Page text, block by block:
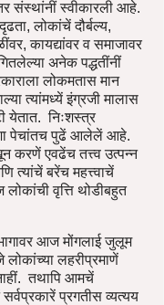
संस्थांनीं स्वीकारली आहे.
लोकांचें दौर्बल्य,
कायद्यांवर व समाजावर
अनेक पद्धतींनीं
लोकमतास मान
त्यांमध्यें इंग्रजी मालास
येतात. निःशस्त्र
पेचांतच पुढें आलेलें आहे.
करणें एवढेंच तत्त्व उत्पन्न
बरेंच महत्त्वाचें
वृत्ति थोडीबहुत
आज मोंगलाई जुलूम
लोकांच्या लहरीप्रमाणें
तथापि आमचें
प्रगतीस व्यत्यय